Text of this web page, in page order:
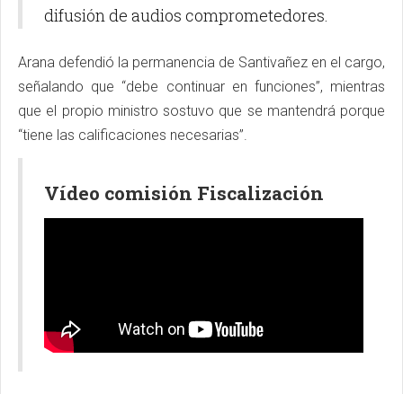
difusión de audios comprometedores.
Arana defendió la permanencia de Santivañez en el cargo,
señalando que “debe continuar en funciones”, mientras
que el propio ministro sostuvo que se mantendrá porque
“tiene las calificaciones necesarias”.
Vídeo comisión Fiscalización